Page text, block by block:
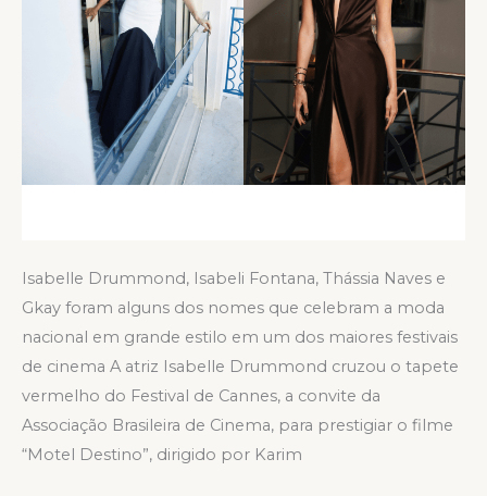
Isabelle Drummond, Isabeli Fontana, Thássia Naves e
Gkay foram alguns dos nomes que celebram a moda
nacional em grande estilo em um dos maiores festivais
de cinema A atriz Isabelle Drummond cruzou o tapete
vermelho do Festival de Cannes, a convite da
Associação Brasileira de Cinema, para prestigiar o filme
“Motel Destino”, dirigido por Karim